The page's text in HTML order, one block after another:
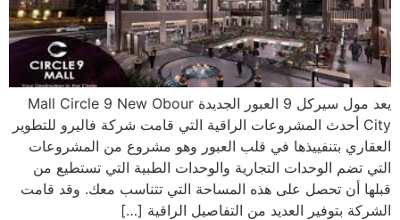
يعد مول سيركل 9 العبور الجديدة Mall Circle 9 New Obour
City أحدث المشروعات الراقية التي قامت شركة فاليرو للتطوير
العقاري بتنفييذها في قلب العبور وهو مشروع من المشروعات
التي تضم الوحدات التجارية والوحدات الطبية التي تستطيع من
قبلها أن تحصل على هذه المساحة التي تتناسب معك. وقد قامت
الشركة بتوفير العديد من التفاصيل الراقية […]